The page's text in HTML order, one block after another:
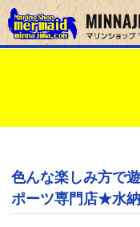
色んな楽しみ方で
ポーツ専門店★水納